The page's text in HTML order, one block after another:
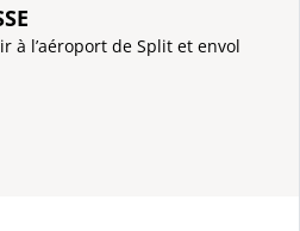
à l’aéroport de Split et envol